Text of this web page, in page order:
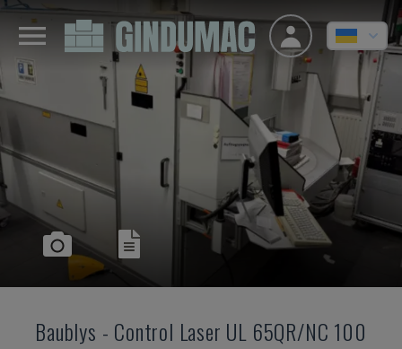
Baublys - Control Laser UL 65QR/NC 100